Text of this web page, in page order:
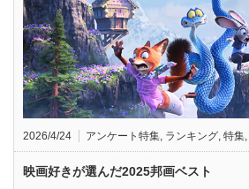
2026/4/24 アンケート特集, ランキング, 特集,
映画好きが選んだ2025邦画ベスト